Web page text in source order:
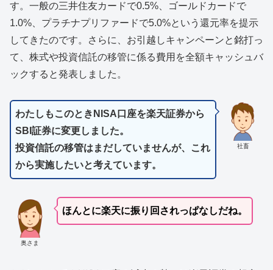
す。一般の三井住友カードで0.5%、ゴールドカードで
1.0%、プラチナプリファードで5.0%という還元率を提示
してきたのです。さらに、お引越しキャンペーンと銘打っ
て、株式や投資信託の移管に係る費用を全額キャッシュバ
ックすると発表しました。
社畜
わたしもこのときNISA口座を楽天証券から
SBI証券に変更しました。
投資信託の移管はまだしていませんが、これ
から実施したいと考えています。
奥さま
ほんとに楽天に振り回されっぱなしだね。